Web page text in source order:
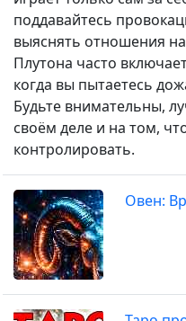
поддавайтесь
выяснять отношения
Плутона часто
когда вы пытаетесь
Будьте внимательны,
своём деле и на том,
контролировать.
Овен: